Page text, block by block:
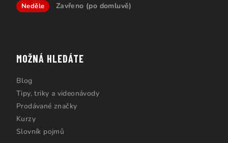
Neděle Zavřeno (po domluvě)
MOŽNÁ HLEDÁTE
Blog
Tipy, triky a videonávody
Prodávané značky
Kurzy
Slovník pojmů